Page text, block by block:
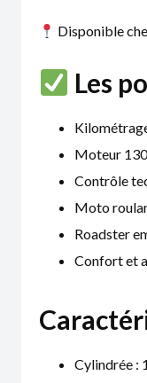
Disponible
Les
Moteur
Contrôle
Moto
Roadster
Confort et
Cylindrée :